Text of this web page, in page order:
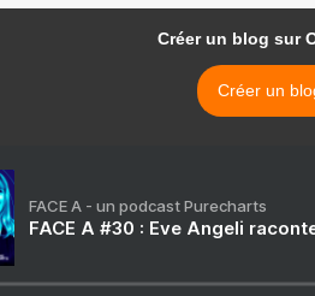
Créer un blog sur
Créer un
FACE A - un podcast Purecharts
FACE A #30 : Eve Angeli